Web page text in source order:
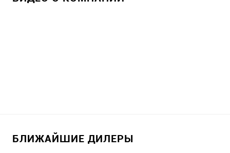
БЛИЖАЙШИЕ ДИЛЕРЫ